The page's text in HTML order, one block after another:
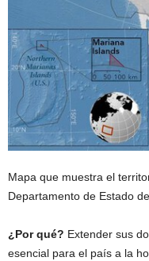
Mapa que muestra el
Departamento de Estado de
¿Por qué? Extender sus
esencial para el país a la